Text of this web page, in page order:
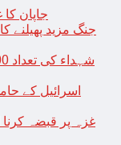
جاپان کا غزہ کے لیے
جنگ مزید پھیلنے
غزہ پر قبضہ